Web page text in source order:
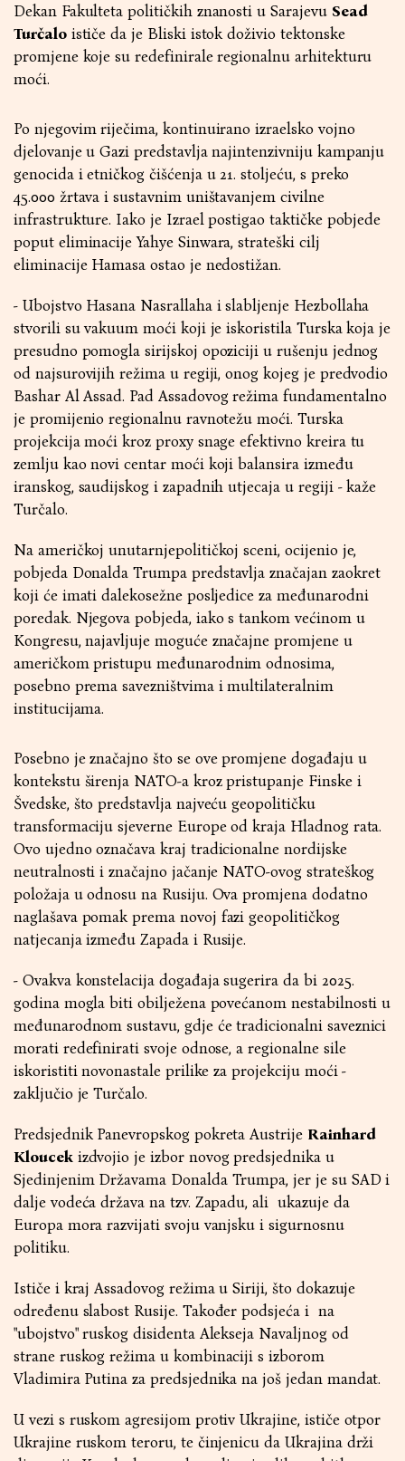
Dekan Fakulteta političkih znanosti u Sarajevu Sead
Turčaloističe da je Bliski istok doživio tektonske
promjene koje su redefinirale regionalnu arhitekturu
moći.
Po njegovim riječima, kontinuirano izraelsko vojno
djelovanje u Gazi predstavlja najintenzivniju kampanju
genocida i etničkog čišćenja u 21. stoljeću, s preko
45.000 žrtava i sustavnim uništavanjem civilne
infrastrukture. Iako je Izrael postigao taktičke pobjede
poput eliminacije Yahye Sinwara, strateški cilj
eliminacije Hamasa ostao je nedostižan.
- Ubojstvo Hasana Nasrallaha i slabljenje Hezbollaha
stvorili su vakuum moći koji je iskoristila Turska koja je
presudno pomogla sirijskoj opoziciji u rušenju jednog
od najsurovijih režima u regiji, onog kojeg je predvodio
Bashar Al Assad. Pad Assadovog režima fundamentalno
je promijenio regionalnu ravnotežu moći. Turska
projekcija moći kroz proxy snage efektivno kreira tu
zemlju kao novi centar moći koji balansira između
iranskog, saudijskog i zapadnih utjecaja u regiji - kaže
Turčalo.
Na američkoj unutarnjepolitičkoj sceni, ocijenio je,
pobjeda Donalda Trumpa predstavlja značajan zaokret
koji će imati dalekosežne posljedice za međunarodni
poredak. Njegova pobjeda, iako s tankom većinom u
Kongresu, najavljuje moguće značajne promjene u
američkom pristupu međunarodnim odnosima,
posebno prema savezništvima i multilateralnim
institucijama.
Posebno je značajno što se ove promjene događaju u
kontekstu širenja NATO-a kroz pristupanje Finske i
Švedske, što predstavlja najveću geopolitičku
transformaciju sjeverne Europe od kraja Hladnog rata.
Ovo ujedno označava kraj tradicionalne nordijske
neutralnosti i značajno jačanje NATO-ovog strateškog
položaja u odnosu na Rusiju. Ova promjena dodatno
naglašava pomak prema novoj fazi geopolitičkog
natjecanja između Zapada i Rusije.
- Ovakva konstelacija događaja sugerira da bi 2025.
godina mogla biti obilježena povećanom nestabilnosti u
međunarodnom sustavu, gdje će tradicionalni saveznici
morati redefinirati svoje odnose, a regionalne sile
iskoristiti novonastale prilike za projekciju moći -
zaključio je Turčalo.
Predsjednik Panevropskog pokreta Austrije Rainhard
Kloucekizdvojio je izbor novog predsjednika u
Sjedinjenim Državama Donalda Trumpa, jer je su SAD i
dalje vodeća država na tzv. Zapadu, ali ukazuje da
Europa mora razvijati svoju vanjsku i sigurnosnu
politiku.
Ističe i kraj Assadovog režima u Siriji, što dokazuje
određenu slabost Rusije. Također podsjeća i na
"ubojstvo" ruskog disidenta Alekseja Navaljnog od
strane ruskog režima u kombinaciji s izborom
Vladimira Putina za predsjednika na još jedan mandat.
U vezi s ruskom agresijom protiv Ukrajine, ističe otpor
Ukrajine ruskom teroru, te činjenicu da Ukrajina drži